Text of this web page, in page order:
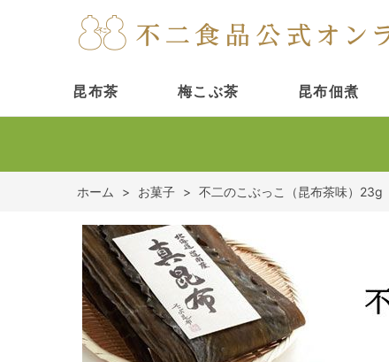
昆布茶 梅こぶ茶 昆布佃煮
ホーム > お菓子 > 不二のこぶっこ（昆布茶味）23g